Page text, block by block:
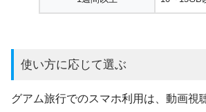
使い方に応じて選ぶ
グアム旅行でのスマホ利用は、動画視